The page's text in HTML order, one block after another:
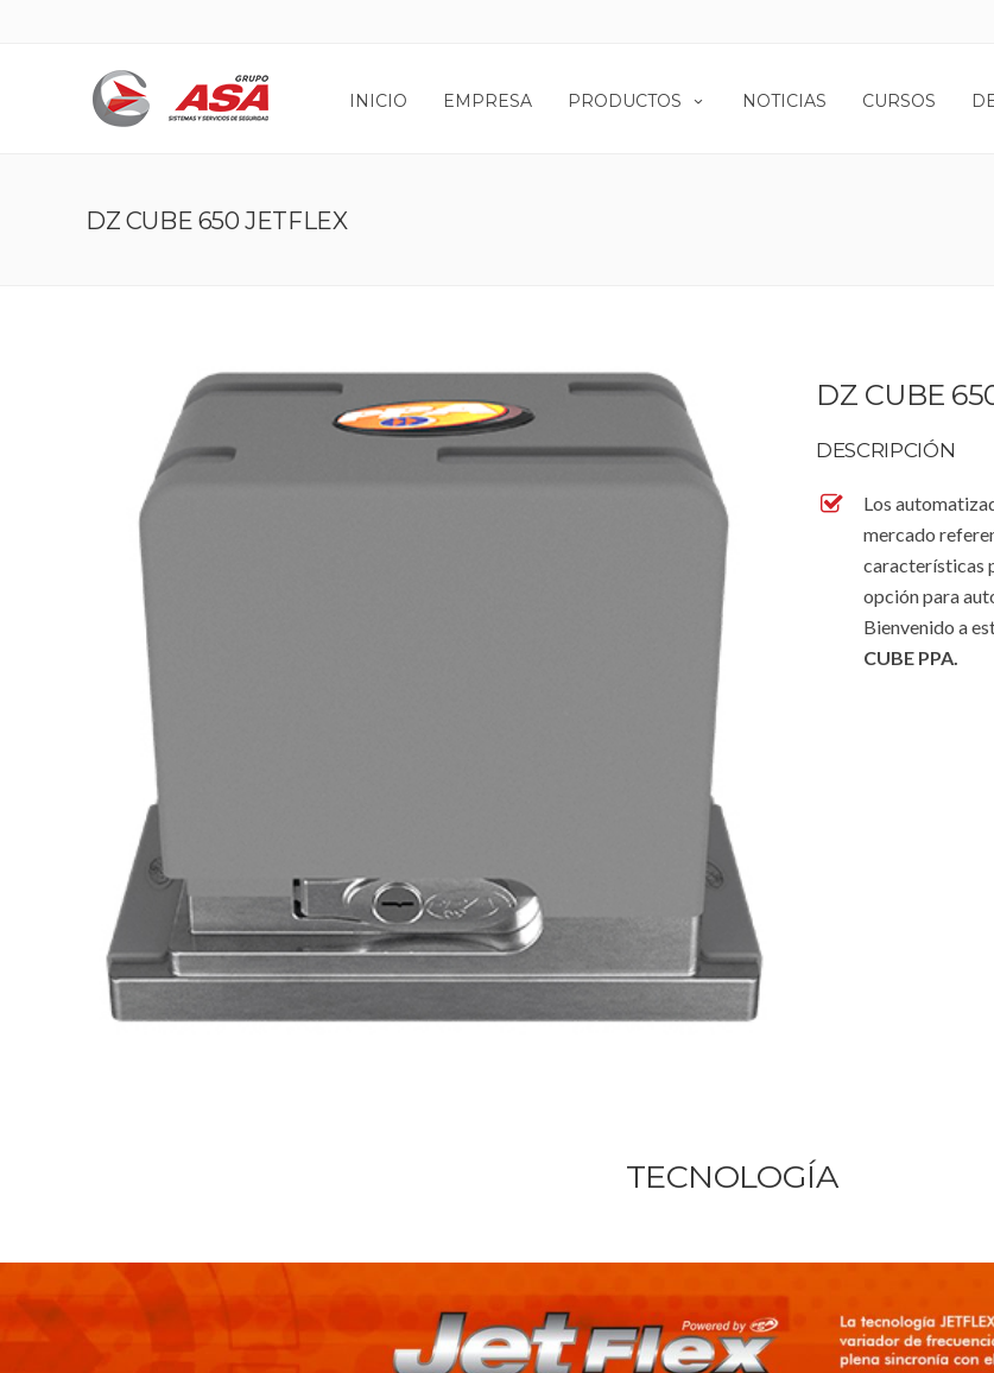
INICIO EMPRESA PRODUCTOS NOTICIAS CURSOS
DZ CUBE 650 JETFLEX
DZ CUBE
DESCRIPCIÓN
Los
mercado
características
opción para
Bienvenido a
CUBE PPA.
TECNOLOGÍA